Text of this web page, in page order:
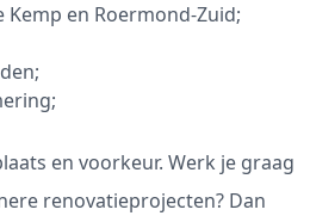
en Roermond-Zuid;
en voorkeur. Werk je graag
renovatieprojecten? Dan